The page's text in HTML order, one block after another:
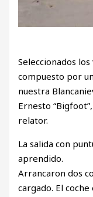
Seleccionados
compuesto por
nuestra
Ernesto
relator.
La salida con
aprendido.
Arrancaron dos
cargado. El